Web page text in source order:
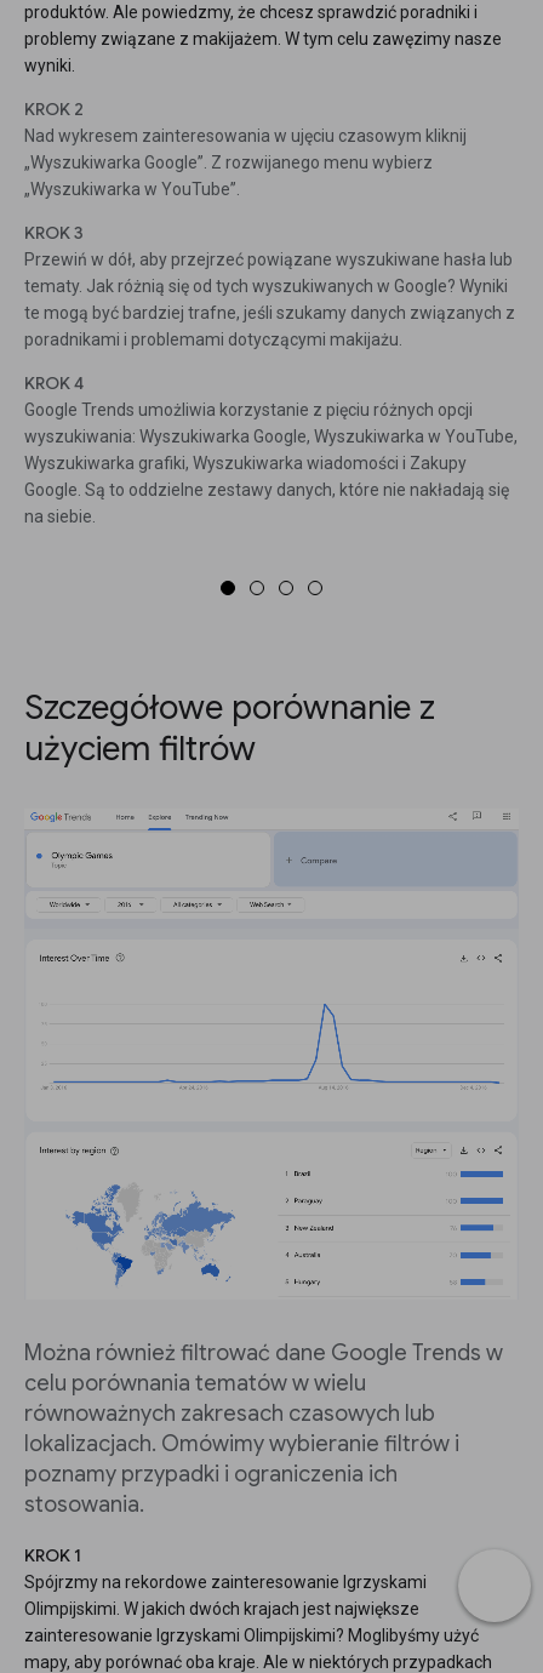
produktów. Ale powiedzmy, że chcesz sprawdzić poradniki i
problemy związane z makijażem. W tym celu zawęzimy nasze
wyniki.
KROK 2
Nad wykresem zainteresowania w ujęciu czasowym kliknij
„Wyszukiwarka Google”. Z rozwijanego menu wybierz
„Wyszukiwarka w YouTube”.
KROK 3
Przewiń w dół, aby przejrzeć powiązane wyszukiwane hasła lub
tematy. Jak różnią się od tych wyszukiwanych w Google? Wyniki
te mogą być bardziej trafne, jeśli szukamy danych związanych z
poradnikami i problemami dotyczącymi makijażu.
KROK 4
Google Trends umożliwia korzystanie z pięciu różnych opcji
wyszukiwania: Wyszukiwarka Google, Wyszukiwarka w YouTube,
Wyszukiwarka grafiki, Wyszukiwarka wiadomości i Zakupy
Google. Są to oddzielne zestawy danych, które nie nakładają się
na siebie.
Szczegółowe porównanie z
użyciem filtrów
Można również filtrować dane Google Trends w
celu porównania tematów w wielu
równoważnych zakresach czasowych lub
lokalizacjach. Omówimy wybieranie filtrów i
poznamy przypadki i ograniczenia ich
stosowania.
KROK 1
Spójrzmy na rekordowe zainteresowanie Igrzyskami
Olimpijskimi. W jakich dwóch krajach jest największe
zainteresowanie Igrzyskami Olimpijskimi? Moglibyśmy użyć
mapy, aby porównać oba kraje. Ale w niektórych przypadkach